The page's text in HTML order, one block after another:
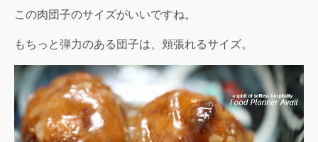
この肉団子のサイズがいいですね。
もちっと弾力のある団子は、頬張れるサイズ。